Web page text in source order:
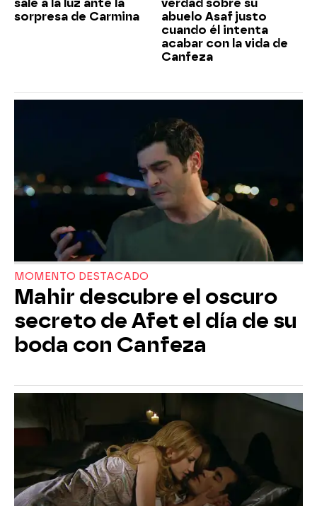
sale a la luz ante la
sorpresa de Carmina
verdad sobre su
abuelo Asaf justo
cuando él intenta
acabar con la vida de
Canfeza
MOMENTO DESTACADO
Mahir descubre el oscuro
secreto de Afet el día de su
boda con Canfeza